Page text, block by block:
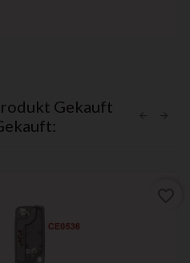
Gekauft